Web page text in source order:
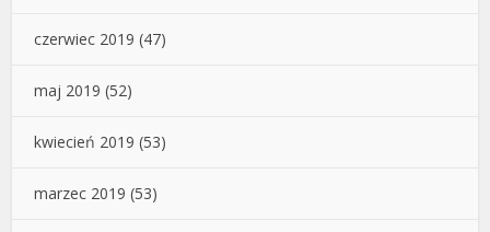
czerwiec 2019 (47)
maj 2019 (52)
kwiecień 2019 (53)
marzec 2019 (53)